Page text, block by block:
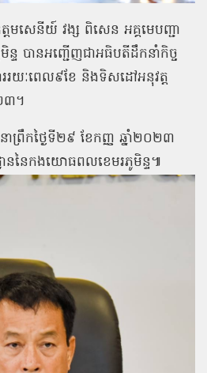
តមសេនីយ៍ វង្ស ពិសេន អគ្គមេបញ្ជា
ទ បានអញ្ជើញជាអធិបតីដឹកនាំកិច្ច
រយៈពេល៩ខែ និងទិសដៅអនុវត្ត
៣។
នាព្រឹកថ្ងៃទី២៩ ខែកញ្ញ ឆ្នាំ២០២៣
ាននៃកងយោធពលខេមរភូមិន្ទ៕